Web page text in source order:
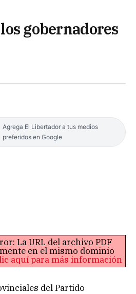
gobernadores
Agrega El Libertador a tus medios
preferidos en Google
La URL del archivo PDF
en el mismo dominio
aquí para más información
del Partido